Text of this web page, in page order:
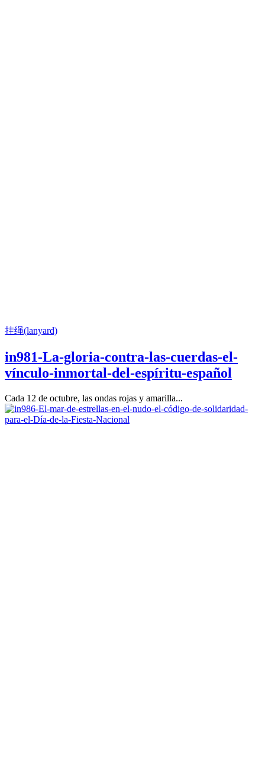
挂绳(lanyard)
in981-La-gloria-contra-las-cuerdas-el-
vínculo-inmortal-del-espíritu-español
Cada 12 de octubre, las ondas rojas y amarilla...